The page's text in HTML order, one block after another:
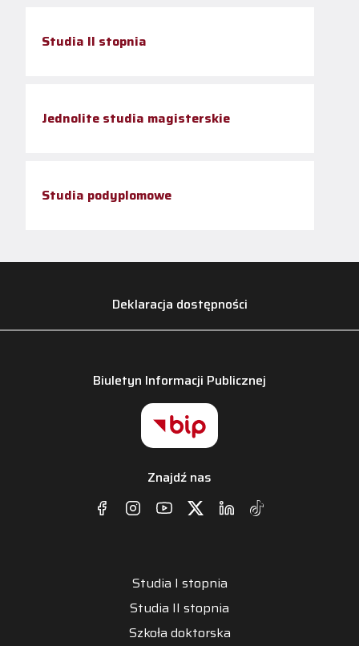
Studia II stopnia
Jednolite studia magisterskie
Studia podyplomowe
Deklaracja dostępności
Biuletyn Informacji Publicznej
Znajdź nas
Studia I stopnia
Studia II stopnia
Szkoła doktorska